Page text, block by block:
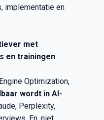
implementatie en
met
en trainingen.
Optimization,
wordt in AI-
Perplexity,